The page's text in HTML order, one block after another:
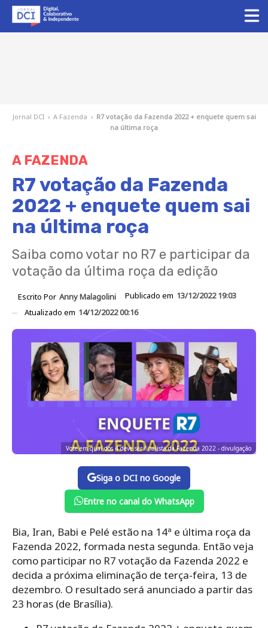
Jornal DCI › A Fazenda › R7 votação da Fazenda 2022 + enquete quem sai
na última roça
A FAZENDA
R7 votação da Fazenda
2022 + enquete quem sai
na última roça
Saiba como votar no R7 e participar da
votação da última roça da edição
Escrito Por Anny Malagolini Publicado em 13/12/2022 19:03
Atualizado em 14/12/2022 00:16
Vote em qual dos 4 deve ser finalista da Fazenda 2022 - divulgação
Siga o DCI no Google
Entre no canal do WhatsApp
Bia, Iran, Babi e Pelé estão na 14ª e última roça da
Fazenda 2022, formada nesta segunda. Então veja
como participar no R7 votação da Fazenda 2022 e
decida a próxima eliminação de terça-feira, 13 de
dezembro. O resultado será anunciado a partir das
23 horas (de Brasília).